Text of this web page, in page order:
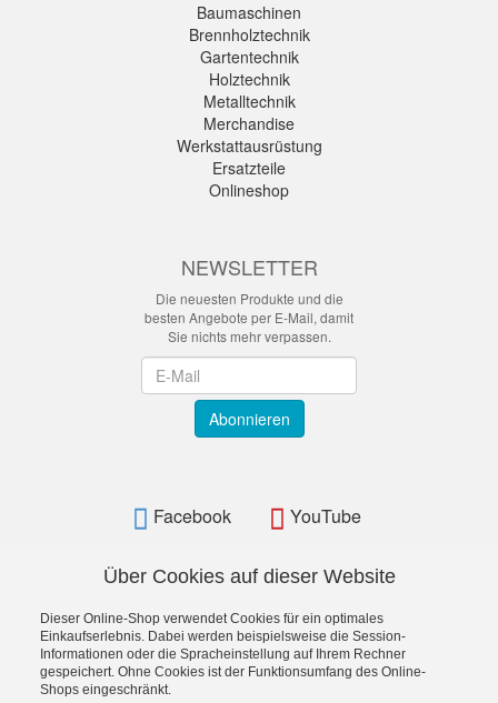
Baumaschinen
Brennholztechnik
Gartentechnik
Holztechnik
Metalltechnik
Merchandise
Werkstattausrüstung
Ersatzteile
Onlineshop
NEWSLETTER
Die neuesten Produkte und die
besten Angebote per E-Mail, damit
Sie nichts mehr verpassen.
Abonnieren
Facebook YouTube
BAMATO - Bavarian Machine Tools Online Shop
Über Cookies auf dieser Website
Dieser Online-Shop verwendet Cookies für ein optimales
Einkaufserlebnis. Dabei werden beispielsweise die Session-
Informationen oder die Spracheinstellung auf Ihrem Rechner
gespeichert. Ohne Cookies ist der Funktionsumfang des Online-
Shops eingeschränkt.